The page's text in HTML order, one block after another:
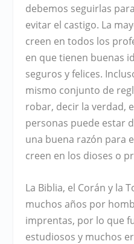
debemos seguirlas
evitar el castigo. La
creen en todos los
en que tienen buenas
seguros y felices.
mismo conjunto de
robar, decir la verdad,
personas puede estar
una buena razón para
creen en los dioses o
La Biblia, el Corán y la
muchos años por
imprentas, por lo que
estudiosos y muchos